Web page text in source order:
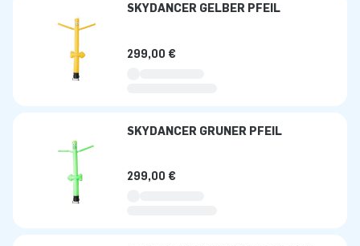
SKYDANCER GELBER PFEIL
299,00 €
SKYDANCER GRÜNER PFEIL
299,00 €